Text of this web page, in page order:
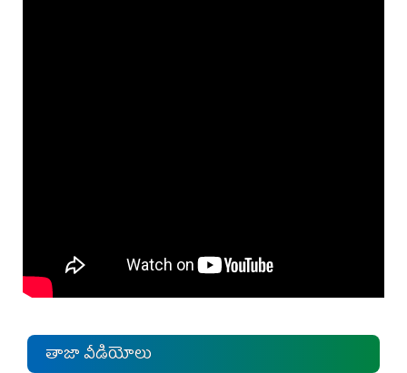
తాజా వీడియోలు